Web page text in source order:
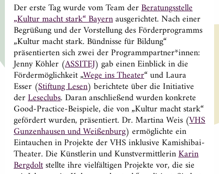
Der erste Tag wurde vom Team derBeratungsstelle
„Kultur macht stark“ Bayernausgerichtet. Nach einer
Begrüßung und der Vorstellung des Förderprogramms
„Kultur macht stark. Bündnisse für Bildung“
präsentierten sich zwei der Programmpartner*innen:
Jenny Köhler (ASSITEJ) gab einen Einblick in die
Fördermöglichkeit „Wege ins Theater“ und Laura
Esser (Stiftung Lesen) berichtete über die Initiative
derLeseclubs. Daran anschließend wurden konkrete
Good-Practice-Beispiele, die von „Kultur macht stark“
gefördert wurden, präsentiert. Dr. Martina Weis (VHS
Gunzenhausen und Weißenburg) ermöglichte ein
Eintauchen in Projekte der VHS inklusive Kamishibai-
Theater. Die Künstlerin und KunstvermittlerinKarin
Bergdoltstellte ihre vielfältigen Projekte vor, die sie